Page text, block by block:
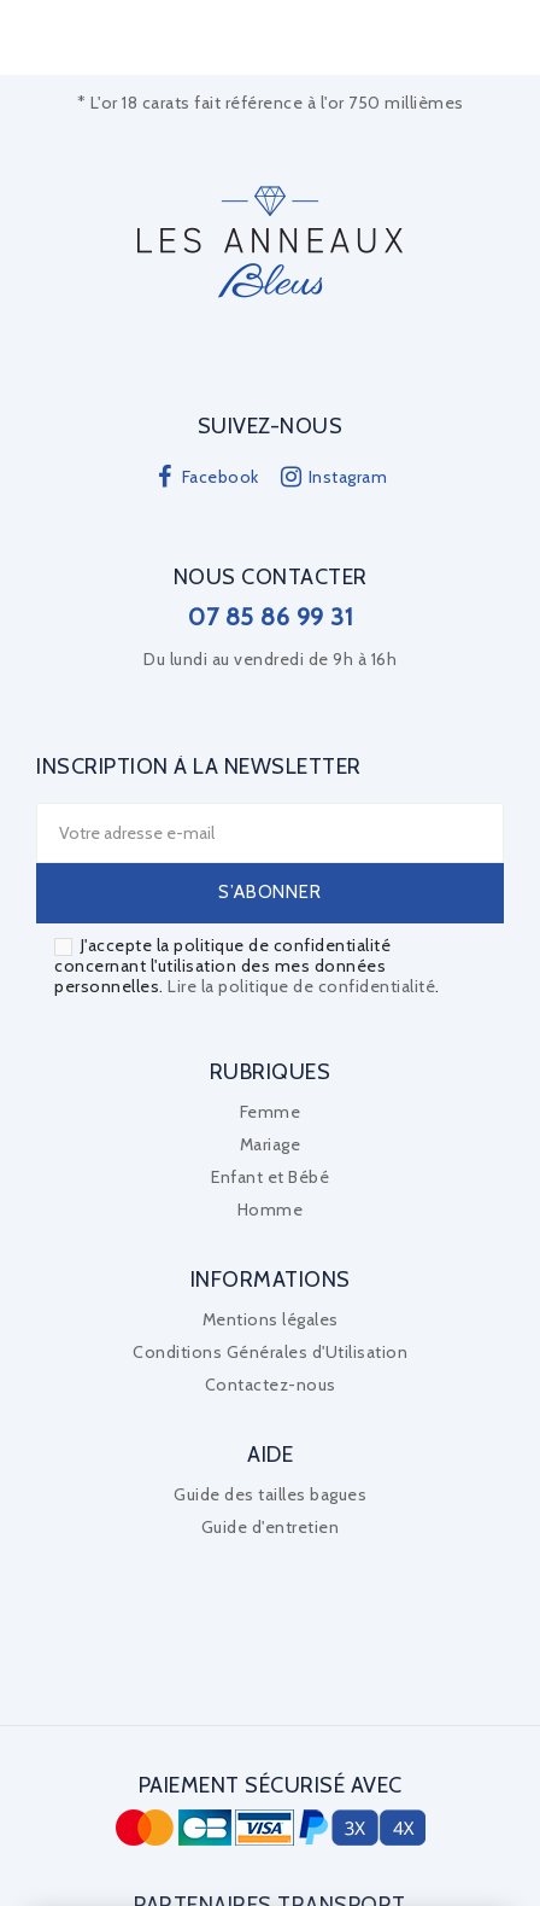
* L'or 18 carats fait référence à l'or 750 millièmes
SUIVEZ-NOUS
Facebook Instagram
NOUS CONTACTER
07 85 86 99 31
Du lundi au vendredi de 9h à 16h
INSCRIPTION À LA NEWSLETTER
J'accepte la politique de confidentialité
concernant l'utilisation des mes données
personnelles. Lire la politique de confidentialité.
RUBRIQUES
Femme
Mariage
Enfant et Bébé
Homme
INFORMATIONS
Mentions légales
Conditions Générales d'Utilisation
Contactez-nous
AIDE
Guide des tailles bagues
Guide d'entretien
PAIEMENT SÉCURISÉ AVEC